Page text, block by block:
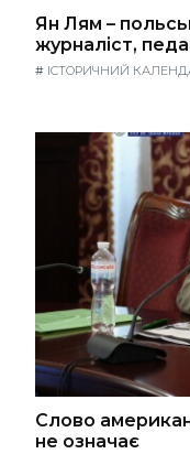
Ян Лям –
журналіст,
# ІСТОРИЧНИЙ
Слово
не означає